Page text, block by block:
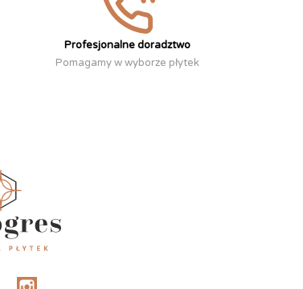
Profesjonalne doradztwo
Pomagamy w wyborze płytek